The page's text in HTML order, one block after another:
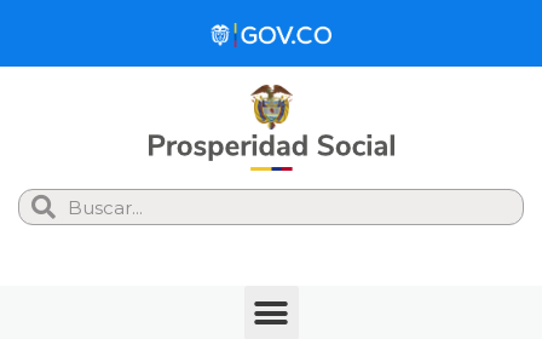
Search